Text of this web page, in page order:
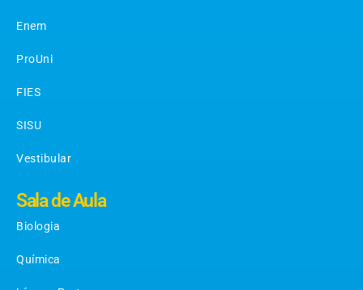
Enem
ProUni
FIES
SISU
Vestibular
Sala de Aula
Biologia
Química